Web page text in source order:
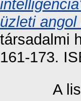
üzleti
társadalmi
161-173.
A